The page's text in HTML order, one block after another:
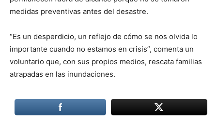
medidas preventivas antes del desastre.
“Es un desperdicio, un reflejo de cómo se nos olvida lo
importante cuando no estamos en crisis”, comenta un
voluntario que, con sus propios medios, rescata familias
atrapadas en las inundaciones.